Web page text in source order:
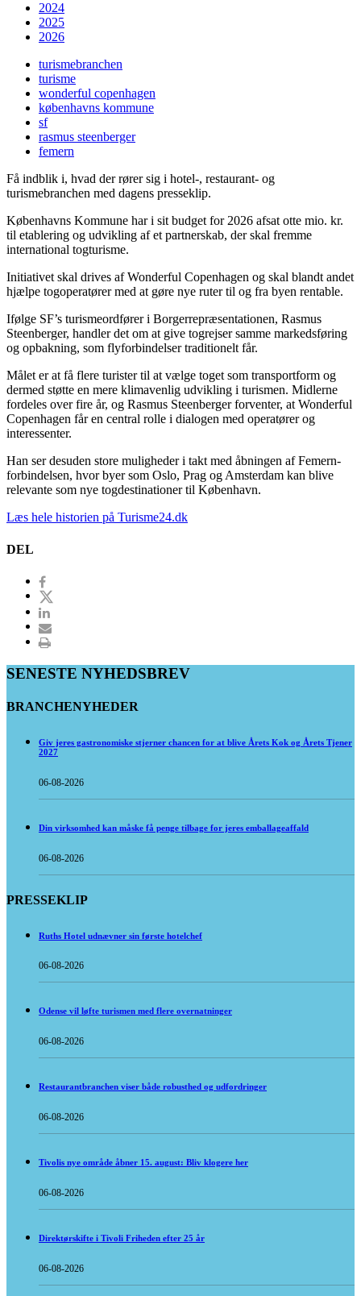
2024
2025
2026
turismebranchen
turisme
wonderful copenhagen
københavns kommune
sf
rasmus steenberger
femern
Få indblik i, hvad der rører sig i hotel-, restaurant- og
turismebranchen med dagens presseklip.
Københavns Kommune har i sit budget for 2026 afsat otte mio. kr.
til etablering og udvikling af et partnerskab, der skal fremme
international togturisme.
Initiativet skal drives af Wonderful Copenhagen og skal blandt andet
hjælpe togoperatører med at gøre nye ruter til og fra byen rentable.
Ifølge SF’s turismeordfører i Borgerrepræsentationen, Rasmus
Steenberger, handler det om at give togrejser samme markedsføring
og opbakning, som flyforbindelser traditionelt får.
Målet er at få flere turister til at vælge toget som transportform og
dermed støtte en mere klimavenlig udvikling i turismen. Midlerne
fordeles over fire år, og Rasmus Steenberger forventer, at Wonderful
Copenhagen får en central rolle i dialogen med operatører og
interessenter.
Han ser desuden store muligheder i takt med åbningen af Femern-
forbindelsen, hvor byer som Oslo, Prag og Amsterdam kan blive
relevante som nye togdestinationer til København.
Læs hele historien på Turisme24.dk
DEL
SENESTE NYHEDSBREV
BRANCHENYHEDER
Giv jeres gastronomiske stjerner chancen for at blive Årets Kok og Årets Tjener
2027
06-08-2026
Din virksomhed kan måske få penge tilbage for jeres emballageaffald
06-08-2026
PRESSEKLIP
Ruths Hotel udnævner sin første hotelchef
06-08-2026
Odense vil løfte turismen med flere overnatninger
06-08-2026
Restaurantbranchen viser både robusthed og udfordringer
06-08-2026
Tivolis nye område åbner 15. august: Bliv klogere her
06-08-2026
Direktørskifte i Tivoli Friheden efter 25 år
06-08-2026